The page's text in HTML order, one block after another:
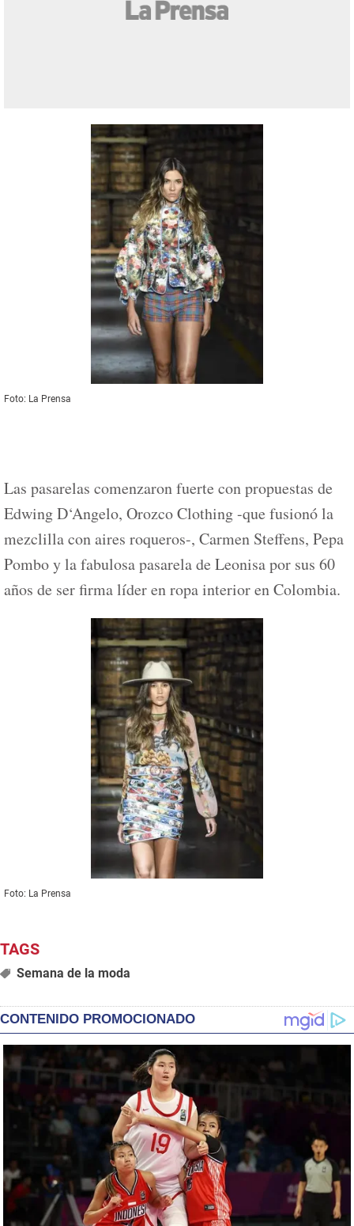
Foto: La Prensa
Las pasarelas comenzaron fuerte con propuestas de
Edwing D‘Angelo, Orozco Clothing -que fusionó la
mezclilla con aires roqueros-, Carmen Steffens, Pepa
Pombo y la fabulosa pasarela de Leonisa por sus 60
años de ser firma líder en ropa interior en Colombia.
Foto: La Prensa
Semana de la moda
CONTENIDO PROMOCIONADO